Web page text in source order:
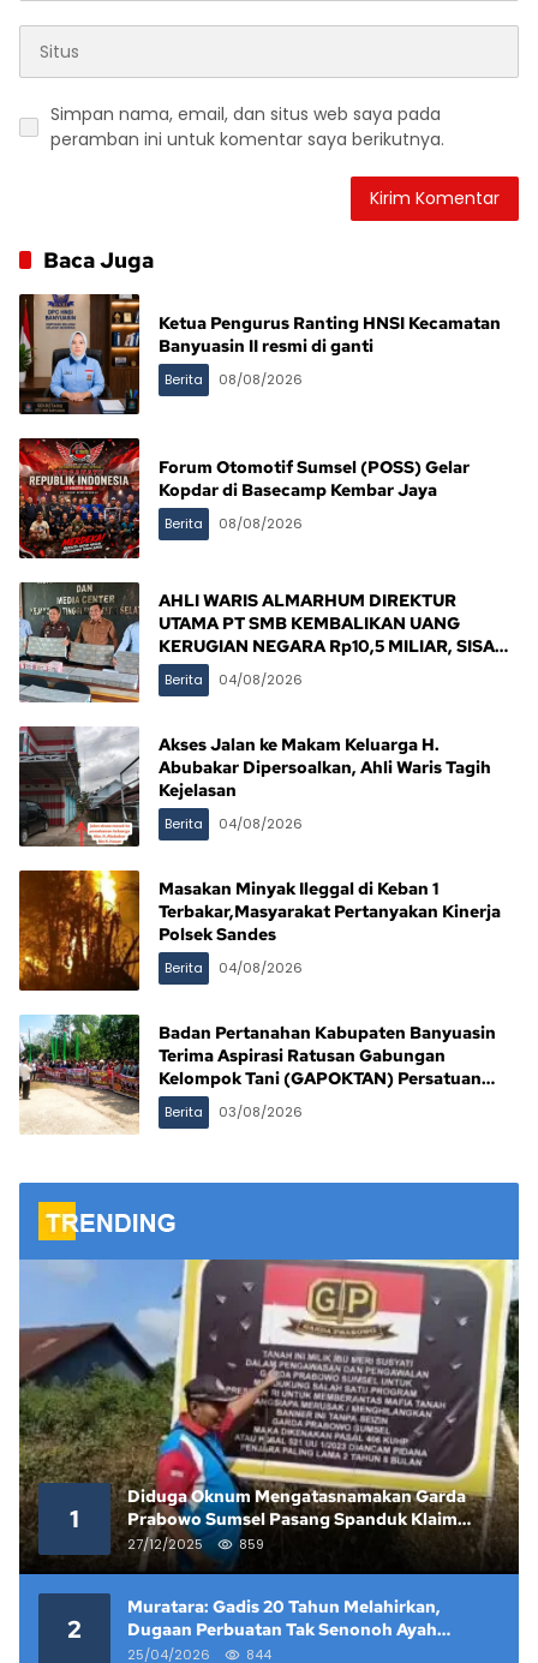
Simpan nama, email, dan situs web saya pada
peramban ini untuk komentar saya berikutnya.
Baca Juga
Ketua Pengurus Ranting HNSI Kecamatan
Banyuasin II resmi di ganti
Berita 08/08/2026
Forum Otomotif Sumsel (POSS) Gelar
Kopdar di Basecamp Kembar Jaya
Berita 08/08/2026
AHLI WARIS ALMARHUM DIREKTUR
UTAMA PT SMB KEMBALIKAN UANG
KERUGIAN NEGARA Rp10,5 MILIAR, SISA
Berita 04/08/2026
Akses Jalan ke Makam Keluarga H.
Abubakar Dipersoalkan, Ahli Waris Tagih
Kejelasan
Berita 04/08/2026
Masakan Minyak Ileggal di Keban 1
Terbakar,Masyarakat Pertanyakan Kinerja
Polsek Sandes
Berita 04/08/2026
Badan Pertanahan Kabupaten Banyuasin
Terima Aspirasi Ratusan Gabungan
Kelompok Tani (GAPOKTAN) Persatuan
Masyarakat Rimba Asam
Berita 03/08/2026
1
Diduga Oknum Mengatasnamakan Garda
Prabowo Sumsel Pasang Spanduk Klaim
Lahan yang Telah Diputus Pengadilan
27/12/2025 859
2
Muratara: Gadis 20 Tahun Melahirkan,
Dugaan Perbuatan Tak Senonoh Ayah
Kandung Mencuat
25/04/2026 844